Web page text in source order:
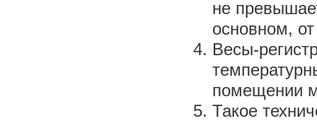
не
основном,
Весы-
помещении
Такое